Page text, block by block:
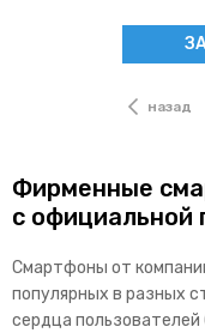
назад
Фирменные
с официальной
Смартфоны от
популярных в разных
сердца